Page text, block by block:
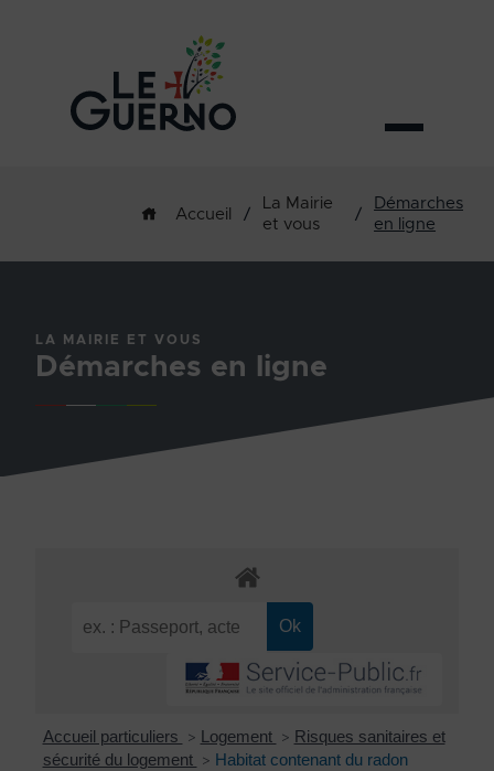
Accueil /
La Mairie
et vous
/
Démarches
en ligne
LA MAIRIE ET VOUS
Démarches en ligne
Accueil particuliers > Logement >
Risques sanitaires et
sécurité du logement
> Habitat contenant du radon